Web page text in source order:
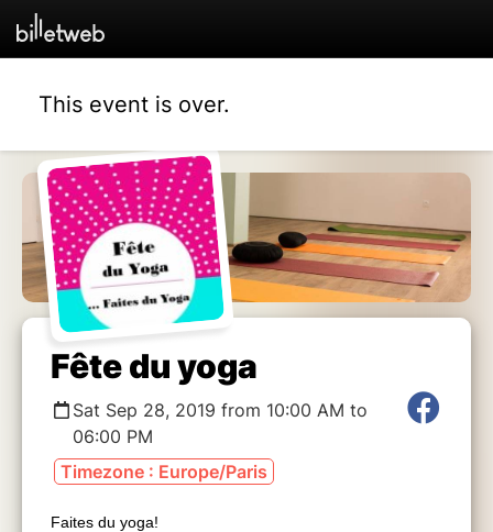
This event is over.
Fête du yoga
Sat Sep 28, 2019 from 10:00 AM to
06:00 PM
Timezone : Europe/Paris
Faites du yoga!